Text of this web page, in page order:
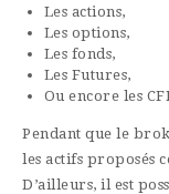
Les actions,
Les options,
Les fonds,
Les Futures,
Ou encore les
Pendant que le
les actifs proposés
D’ailleurs, il est